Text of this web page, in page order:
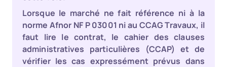
Lorsque le marché ne fait référence ni à la
norme Afnor NF P 03001 ni au CCAG Travaux, il
faut lire le contrat, le cahier des clauses
administratives particulières (CCAP) et de
vérifier les cas expressément prévus dans